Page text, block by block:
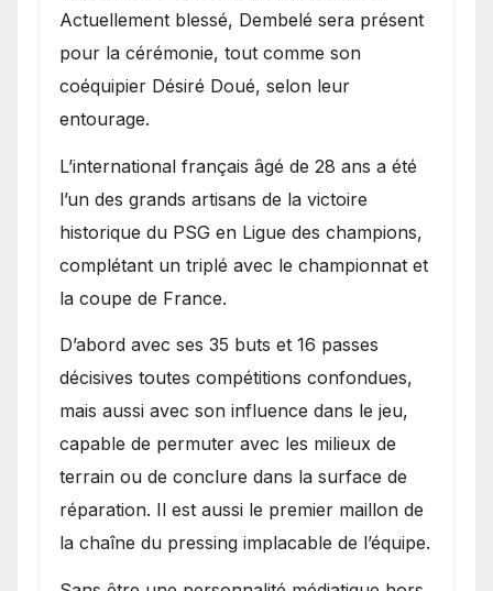
Actuellement blessé, Dembelé sera présent
pour la cérémonie, tout comme son
coéquipier Désiré Doué, selon leur
entourage.
L’international français âgé de 28 ans a été
l’un des grands artisans de la victoire
historique du PSG en Ligue des champions,
complétant un triplé avec le championnat et
la coupe de France.
D’abord avec ses 35 buts et 16 passes
décisives toutes compétitions confondues,
mais aussi avec son influence dans le jeu,
capable de permuter avec les milieux de
terrain ou de conclure dans la surface de
réparation. Il est aussi le premier maillon de
la chaîne du pressing implacable de l’équipe.